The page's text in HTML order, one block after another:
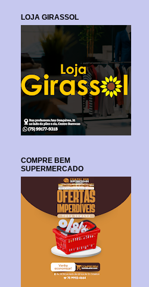
LOJA GIRASSOL
COMPRE BEM
SUPERMERCADO